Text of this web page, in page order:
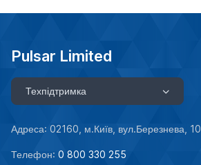
Pulsar Limited
Техпідтримка
Адреса: 02160, м.Київ, вул.Березнева, 10
Телефон: 0 800 330 255